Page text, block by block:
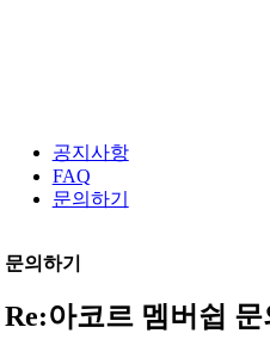
공지사항
FAQ
문의하기
문의하기
Re:아코르 멤버쉽 문